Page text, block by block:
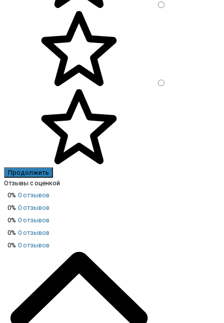
Продолжить
Отзывы с оценкой
0% 0 отзывов
0% 0 отзывов
0% 0 отзывов
0% 0 отзывов
0% 0 отзывов